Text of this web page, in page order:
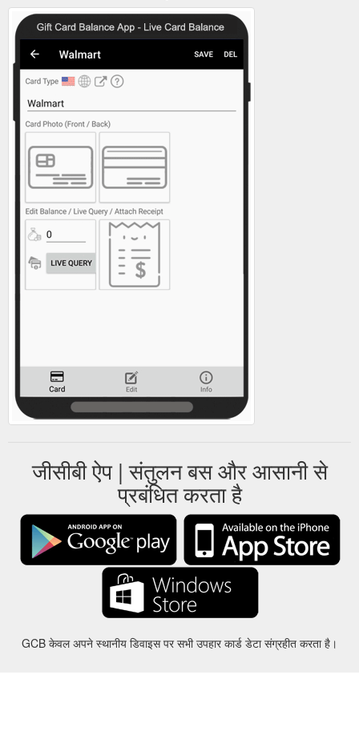
जीसीबी ऐप | संतुलन बस और आसानी से
प्रबंधित करता है
GCB केवल अपने स्थानीय डिवाइस पर सभी उपहार कार्ड डेटा संग्रहीत करता है।